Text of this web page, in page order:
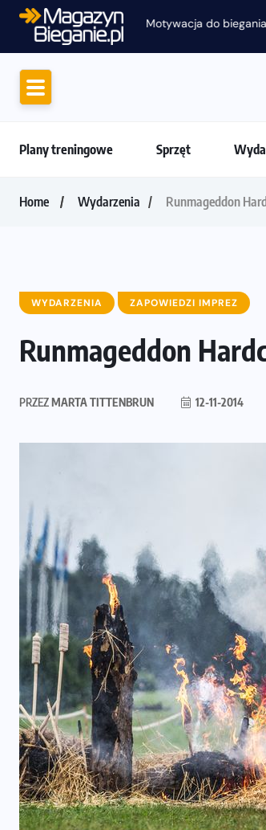
Motywacja do
Plany treningowe Sprzęt
Home Wydarzenia Runmageddon
WYDARZENIA ZAPOWIEDZI IMPREZ
Runmageddon
PRZEZMARTA TITTENBRUN 12-11-2014